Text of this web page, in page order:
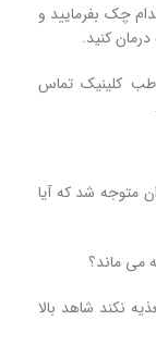
را تا ۲۰ الی ۴۰ روزگی مدام چک بفرمایید و
کنید.
طب کلینیک تماس
متوجه شد که آیا
می ماند؟
نکند شاهد بالا